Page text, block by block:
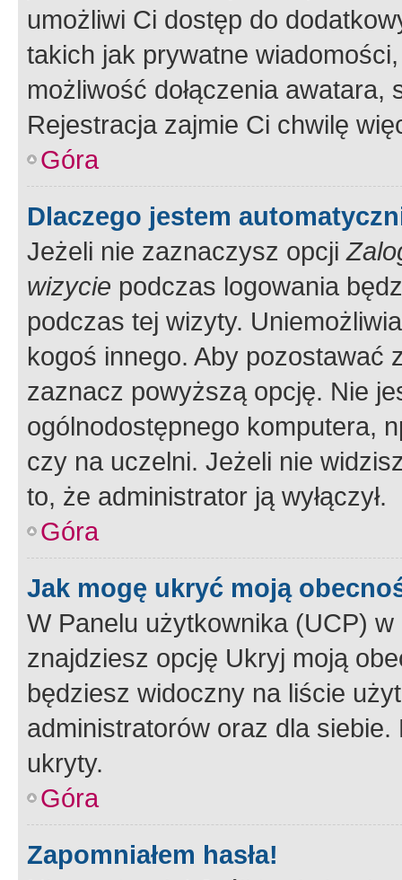
umożliwi Ci dostęp do
takich jak prywatne
możliwość dołączenia
Rejestracja zajmie Ci chwilę
Góra
Dlaczego jestem
Jeżeli nie zaznaczysz opcji
wizycie podczas logowania
podczas tej wizyty.
kogoś innego. Aby pozostawać
zaznacz powyższą opcję. Nie
ogólnodostępnego komputera,
czy na uczelni. Jeżeli nie
to, że administrator ją wyłączył.
Góra
Jak mogę ukryć moją
W Panelu użytkownika (UCP) w
znajdziesz opcję Ukryj moją
będziesz widoczny na liście
administratorów oraz dla
ukryty.
Góra
Zapomniałem hasła!